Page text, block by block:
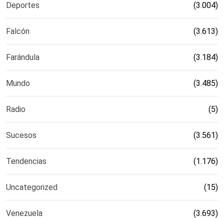
Deportes (3.004)
Falcón (3.613)
Farándula (3.184)
Mundo (3.485)
Radio (5)
Sucesos (3.561)
Tendencias (1.176)
Uncategorized (15)
Venezuela (3.693)